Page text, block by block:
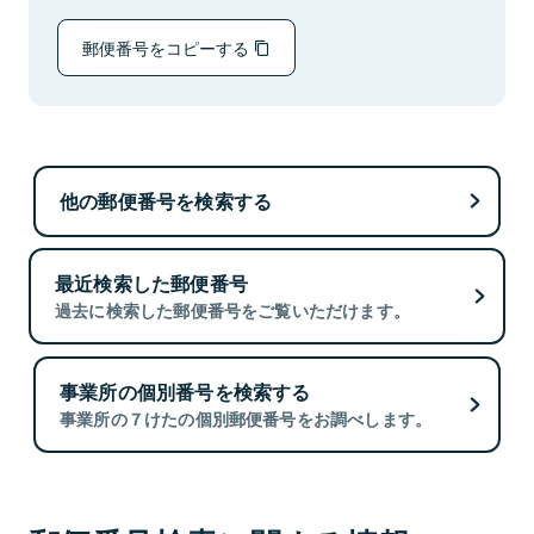
郵便番号をコピーする
他の郵便番号を検索する
最近検索した郵便番号
過去に検索した郵便番号をご覧いただけます。
事業所の個別番号を検索する
事業所の７けたの個別郵便番号をお調べします。